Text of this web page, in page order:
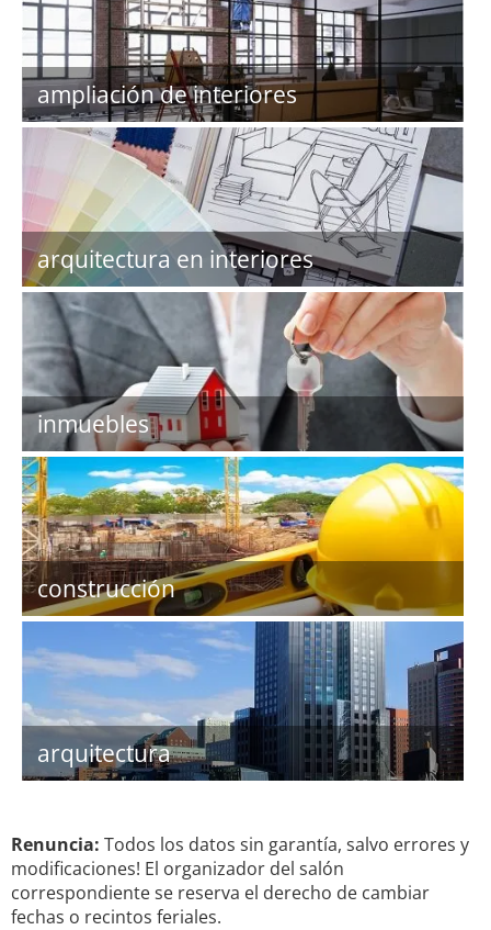
ampliación de interiores
arquitectura en interiores
inmuebles
construcción
arquitectura
Renuncia: Todos los datos sin garantía, salvo errores y
modificaciones! El organizador del salón
correspondiente se reserva el derecho de cambiar
fechas o recintos feriales.